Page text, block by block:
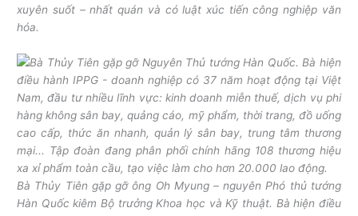
xuyên suốt – nhất quán và có luật xúc tiến công nghiệp văn
hóa.
Bà Thủy Tiên gặp gỡ ông Oh Myung – nguyên Phó thủ tướng
Hàn Quốc kiêm Bộ trưởng Khoa học và Kỹ thuật. Bà hiện điều